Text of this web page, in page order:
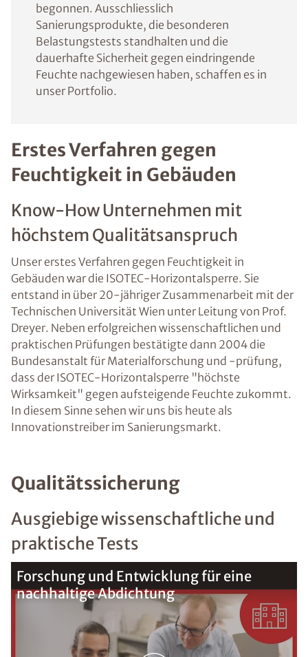
begonnen. Ausschliesslich
Sanierungsprodukte, die besonderen
Belastungstests standhalten und die
dauerhafte Sicherheit gegen eindringende
Feuchte nachgewiesen haben, schaffen es in
unser Portfolio.
Erstes Verfahren gegen
Feuchtigkeit in Gebäuden
Know-How Unternehmen mit
höchstem Qualitätsanspruch
Unser erstes Verfahren gegen Feuchtigkeit in
Gebäuden war die ISOTEC-Horizontalsperre. Sie
entstand in über 20-jähriger Zusammenarbeit mit der
Technischen Universität Wien unter Leitung von Prof.
Dreyer. Neben erfolgreichen wissenschaftlichen und
praktischen Prüfungen bestätigte dann 2004 die
Bundesanstalt für Materialforschung und -prüfung,
dass der ISOTEC-Horizontalsperre "höchste
Wirksamkeit" gegen aufsteigende Feuchte zukommt.
In diesem Sinne sehen wir uns bis heute als
Innovationstreiber im Sanierungsmarkt.
Qualitätssicherung
Ausgiebige wissenschaftliche und
praktische Tests
Forschung und Entwicklung für eine
nachhaltige Abdichtung